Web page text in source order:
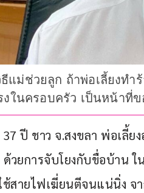
แม่ช่วยลูก ถ้าพ่อเลี้ยงท
งในครอบครัว เป็นหน้าที่
ปี ชาว จ.สงขลา พ่อเลี้ย
ด้วยการจับโยงกับขื่อบ้าน
สายไฟเฆี่ยนตีจนแน่นิ่ง จ